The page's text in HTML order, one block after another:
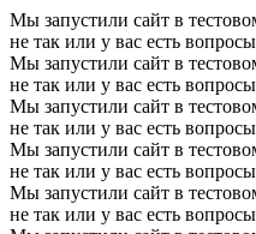
Мы запустили сайт в
не так или у вас есть
Мы запустили сайт в
не так или у вас есть
Мы запустили сайт в
не так или у вас есть
Мы запустили сайт в
не так или у вас есть
Мы запустили сайт в
не так или у вас есть